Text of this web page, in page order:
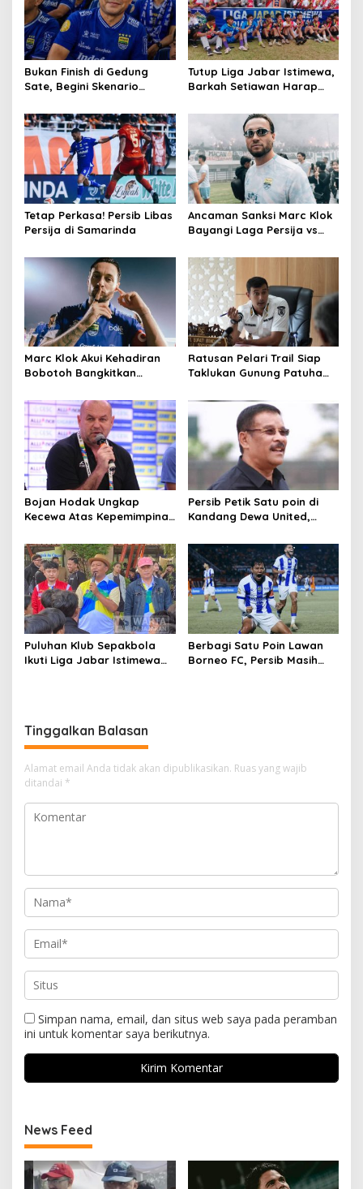
Bukan Finish di Gedung
Sate, Begini Skenario
Juara
Tutup Liga Jabar Istimewa,
Barkah Setiawan Harap
Cimahi
Tetap Perkasa! Persib Libas
Persija di Samarinda
Ancaman Sanksi Marc Klok
Bayangi Laga Persija vs
Marc Klok Akui Kehadiran
Bobotoh Bangkitkan
Bhayangkara FC
Ratusan Pelari Trail Siap
Taklukan Gunung Patuha
Marathon
Bojan Hodak Ungkap
Kecewa Atas Kepemimpinan
Persib
Persib Petik Satu poin di
Kandang Dewa United,
Keputusan Wasit
Puluhan Klub Sepakbola
Ikuti Liga Jabar Istimewa
Berbagi Satu Poin Lawan
Borneo FC, Persib Masih
Tinggalkan Balasan
Alamat email Anda tidak akan dipublikasikan. Ruas yang wajib
ditandai *
Simpan nama, email, dan situs web saya pada peramban
ini untuk komentar saya berikutnya.
News Feed